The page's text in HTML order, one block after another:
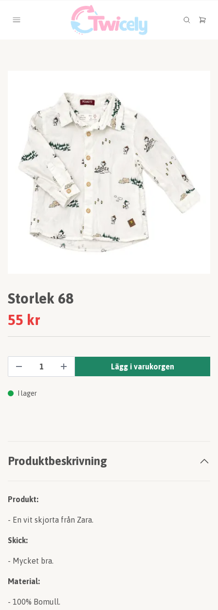
Storlek 68
55 kr
Lägg i varukorgen
I lager
Produktbeskrivning
Produkt:
- En vit skjorta från Zara.
Skick:
- Mycket bra.
Material:
- 100% Bomull.